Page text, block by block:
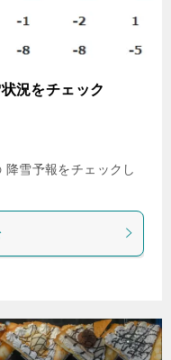
況をチェック
雪予報をチェックし